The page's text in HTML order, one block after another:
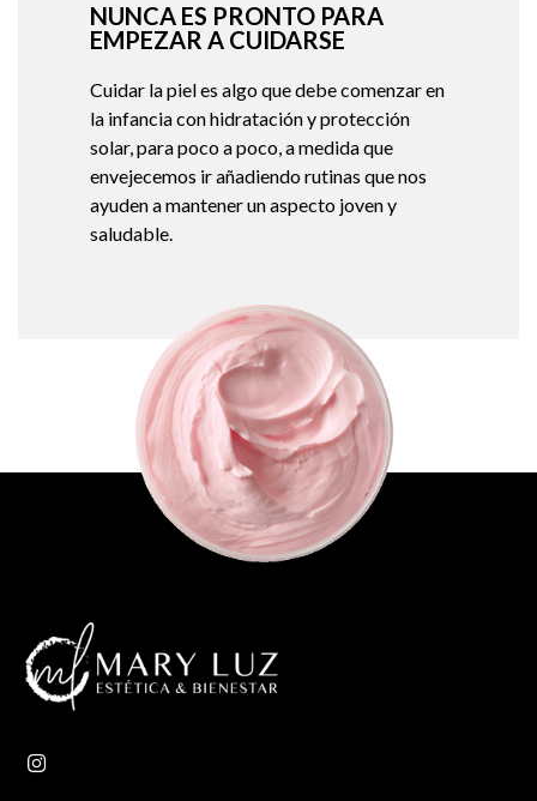
NUNCA ES PRONTO PARA
EMPEZAR A CUIDARSE
Cuidar la piel es algo que debe comenzar en
la infancia con hidratación y protección
solar, para poco a poco, a medida que
envejecemos ir añadiendo rutinas que nos
ayuden a mantener un aspecto joven y
saludable.